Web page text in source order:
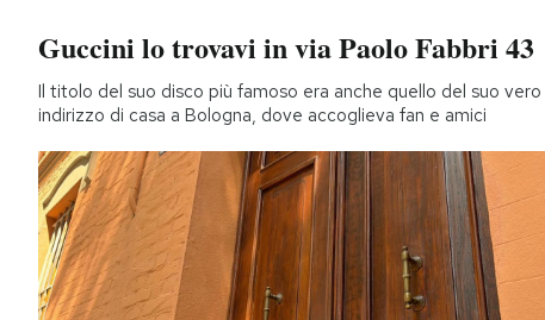
Guccini lo trovavi in via Paolo Fabbri 43
Il titolo del suo disco più famoso era anche quello del suo vero
indirizzo di casa a Bologna, dove accoglieva fan e amici